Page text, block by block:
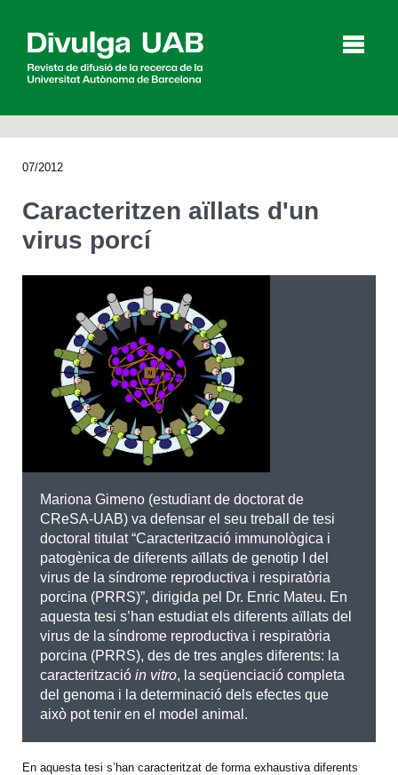
English Español
CERCAR
07/2012
Caracteritzen aïllats d'un
virus porcí
Mariona Gimeno (estudiant de doctorat de
CReSA-UAB) va defensar el seu treball de tesi
doctoral titulat “Caracterització immunològica i
patogènica de diferents aïllats de genotip I del
virus de la síndrome reproductiva i respiratòria
porcina (PRRS)”, dirigida pel Dr. Enric Mateu. En
aquesta tesi s’han estudiat els diferents aïllats del
virus de la síndrome reproductiva i respiratòria
porcina (PRRS), des de tres angles diferents: la
caracterització in vitro, la seqüenciació completa
del genoma i la determinació dels efectes que
això pot tenir en el model animal.
En aquesta tesi s’han caracteritzat de forma exhaustiva diferents